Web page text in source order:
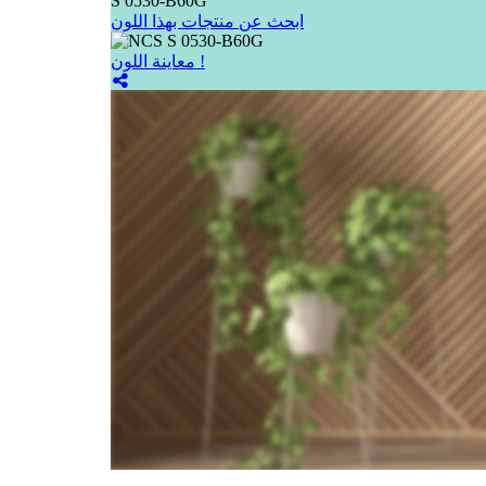
ابحث عن منتجات بهذا اللون
معاينة اللون !